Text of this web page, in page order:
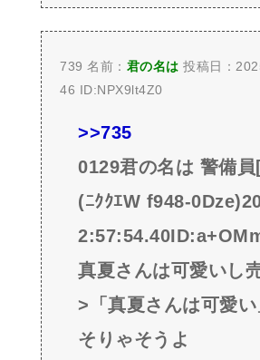
739 名前： 君の名は 投稿日：
46 ID:NPX9lt4Z0
>>735
0129君の名は 警備
(ﾆｸｸｴW f948-
真夏さんは可愛いし
>「真夏さんは可愛い
そりゃそうよ